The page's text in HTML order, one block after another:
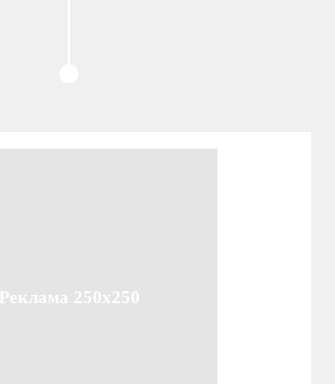
Реклама 250x250